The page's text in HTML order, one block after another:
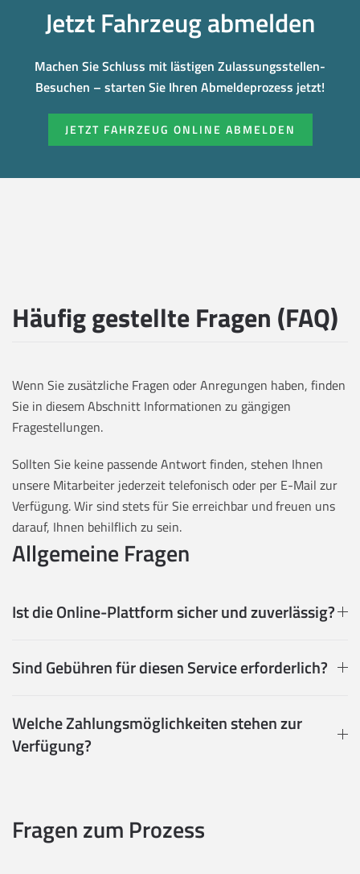
Jetzt Fahrzeug abmelden
Machen Sie Schluss mit lästigen Zulassungsstellen-
Besuchen – starten Sie Ihren Abmeldeprozess jetzt!
JETZT FAHRZEUG ONLINE ABMELDEN
Häufig gestellte Fragen (FAQ)
Wenn Sie zusätzliche Fragen oder Anregungen haben, finden
Sie in diesem Abschnitt Informationen zu gängigen
Fragestellungen.
Sollten Sie keine passende Antwort finden, stehen Ihnen
unsere Mitarbeiter jederzeit telefonisch oder per E-Mail zur
Verfügung. Wir sind stets für Sie erreichbar und freuen uns
darauf, Ihnen behilflich zu sein.
Allgemeine Fragen
Ist die Online-Plattform sicher und zuverlässig?
Sind Gebühren für diesen Service erforderlich?
Welche Zahlungsmöglichkeiten stehen zur
Verfügung?
Fragen zum Prozess